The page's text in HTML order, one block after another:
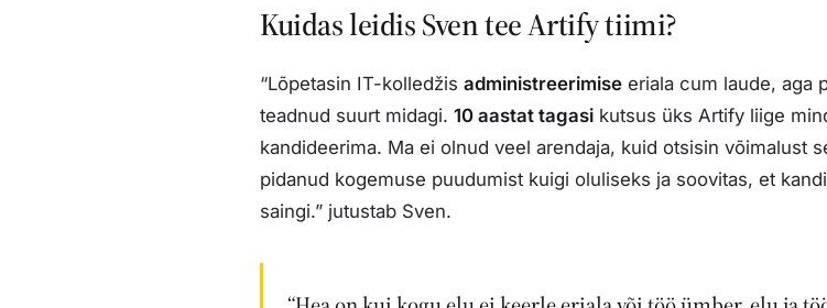
Kuidas leidis Sven tee Artify tiimi?
“Lõpetasin IT-kolledžis administreerimise eriala cum laude, aga
teadnud suurt midagi. 10 aastat tagasi kutsus üks Artify liige
kandideerima. Ma ei olnud veel arendaja, kuid otsisin võimalust
pidanud kogemuse puudumist kuigi oluliseks ja soovitas, et
saingi.” jutustab Sven.